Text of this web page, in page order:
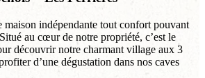
maison indépendante tout confort pouvant
au cœur de notre propriété, c’est le
découvrir notre charmant village aux 3
d’une dégustation dans nos caves